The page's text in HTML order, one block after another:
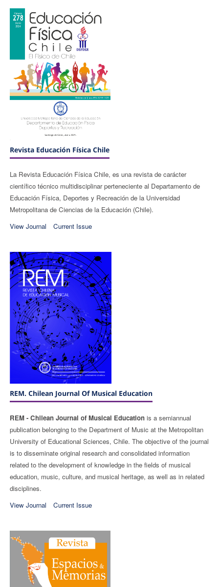
Revista Educación Física Chile
La Revista Educación Física Chile, es una revista de carácter
científico técnico multidisciplinar perteneciente al Departamento de
Educación Física, Deportes y Recreación de la Universidad
Metropolitana de Ciencias de la Educación (Chile).
View Journal
Current Issue
REM. Chilean Journal Of Musical Education
REM - Chilean Journal of Musical Educationis a semiannual
publication belonging to the Department of Music at the Metropolitan
University of Educational Sciences, Chile. The objective of the journal
is to disseminate original research and consolidated information
related to the development of knowledge in the fields of musical
education, music, culture, and musical heritage, as well as in related
disciplines.
View Journal
Current Issue